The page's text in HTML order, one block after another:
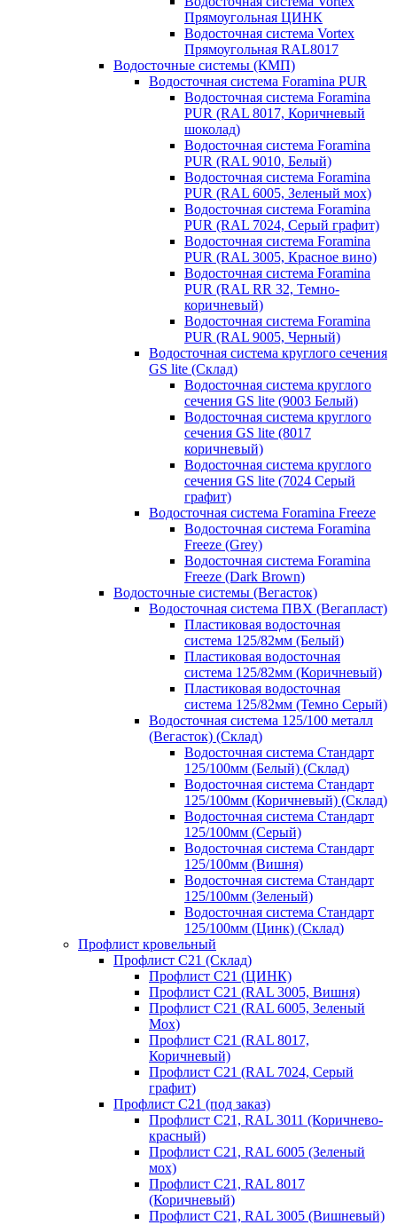
Прямоугольная ЦИНК
Водосточная система Vortex
Прямоугольная RAL8017
Водосточные системы (КМП)
Водосточная система Foramina PUR
Водосточная система Foramina
PUR (RAL 8017, Коричневый
шоколад)
Водосточная система Foramina
PUR (RAL 9010, Белый)
Водосточная система Foramina
PUR (RAL 6005, Зеленый мох)
Водосточная система Foramina
PUR (RAL 7024, Серый графит)
Водосточная система Foramina
PUR (RAL 3005, Красное вино)
Водосточная система Foramina
PUR (RAL RR 32, Темно-
коричневый)
Водосточная система Foramina
PUR (RAL 9005, Черный)
Водосточная система круглого сечения
GS lite (Склад)
Водосточная система круглого
сечения GS lite (9003 Белый)
Водосточная система круглого
сечения GS lite (8017
коричневый)
Водосточная система круглого
сечения GS lite (7024 Серый
графит)
Водосточная система Foramina Freeze
Водосточная система Foramina
Freeze (Grey)
Водосточная система Foramina
Freeze (Dark Brown)
Водосточные системы (Вегасток)
Водосточная система ПВХ (Вегапласт)
Пластиковая водосточная
система 125/82мм (Белый)
Пластиковая водосточная
система 125/82мм (Коричневый)
Пластиковая водосточная
система 125/82мм (Темно Серый)
Водосточная система 125/100 металл
(Вегасток) (Склад)
Водосточная система Стандарт
125/100мм (Белый) (Склад)
Водосточная система Стандарт
125/100мм (Коричневый) (Склад)
Водосточная система Стандарт
125/100мм (Серый)
Водосточная система Стандарт
125/100мм (Вишня)
Водосточная система Стандарт
125/100мм (Зеленый)
Водосточная система Стандарт
125/100мм (Цинк) (Склад)
Профлист кровельный
Профлист С21 (Склад)
Профлист С21 (ЦИНК)
Профлист С21 (RAL 3005, Вишня)
Профлист С21 (RAL 6005, Зеленый
Мох)
Профлист С21 (RAL 8017,
Коричневый)
Профлист С21 (RAL 7024, Серый
графит)
Профлист С21 (под заказ)
Профлист С21, RAL 3011 (Коричнево-
красный)
Профлист С21, RAL 6005 (Зеленый
мох)
Профлист С21, RAL 8017
(Коричневый)
Профлист С21, RAL 3005 (Вишневый)